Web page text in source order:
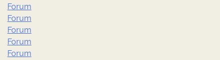
Forum
Forum
Forum
Forum
Forum